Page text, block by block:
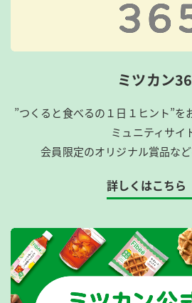
ミツカン
”つくると食べるの１日１ヒント”を
ミュニティサイ
会員限定のオリジナル賞品な
詳しくはこちら